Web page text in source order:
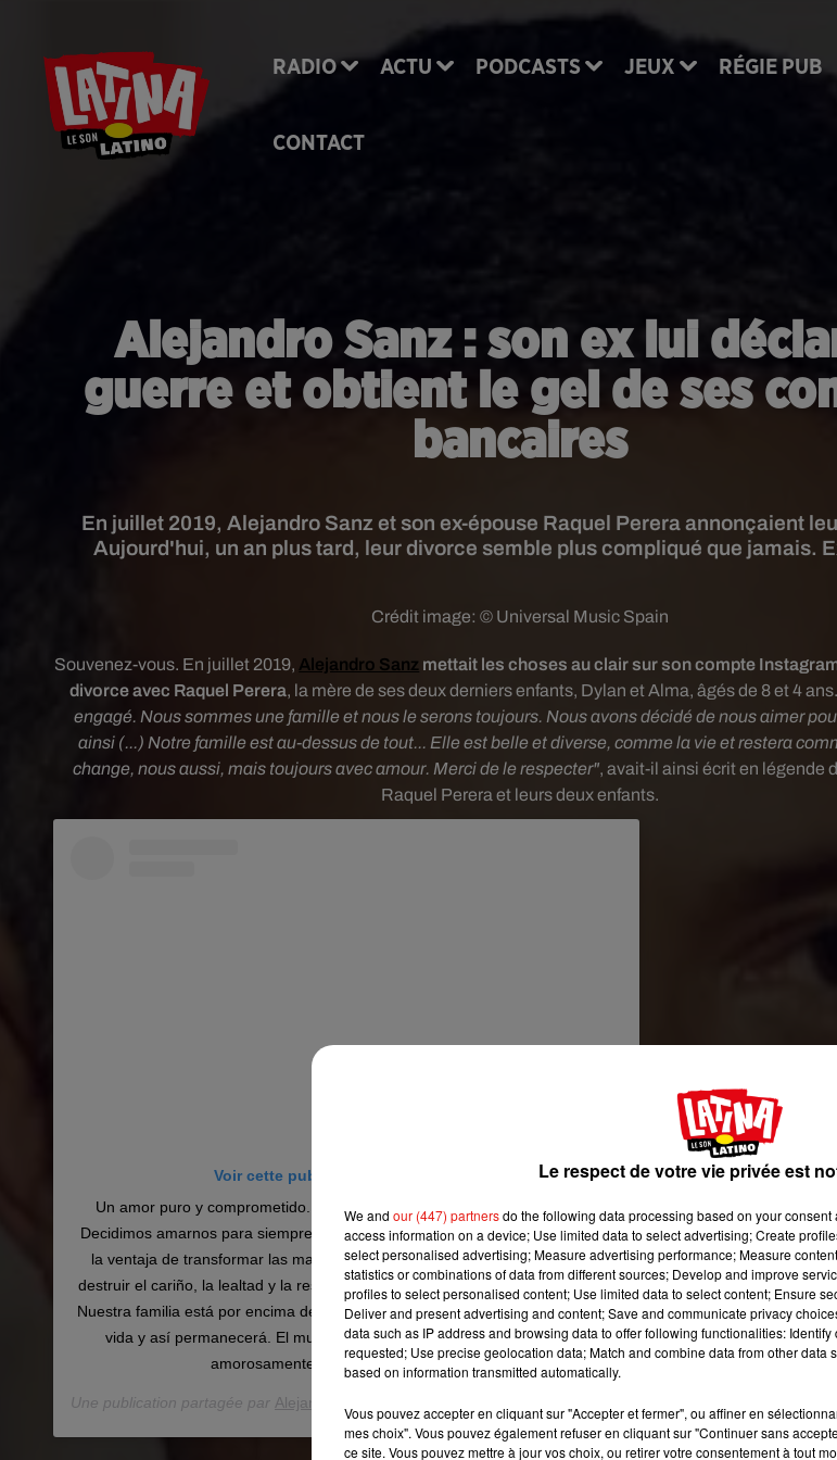
RADIO ACTU PODCASTS JEUX RÉGIE PUB
CONTACT
Alejandro Sanz : son ex lui
guerre et obtient le gel de ses
bancaires
En juillet 2019, Alejandro Sanz et son ex-épouse Raquel Perera annonçaient
Aujourd'hui, un an plus tard, leur divorce semble plus compliqué que jamais.
Crédit image: © Universal Music Spain
Souvenez-vous. En juillet 2019, Alejandro Sanz mettait les choses au clair sur son compte
divorce avec Raquel Perera, la mère de ses deux derniers enfants, Dylan et Alma, âgés de 8 et 4 ans.
engagé. Nous sommes une famille et nous le serons toujours. Nous avons décidé de nous aimer
ainsi (...) Notre famille est au-dessus de tout... Elle est belle et diverse, comme la vie et restera
change, nous aussi, mais toujours avec amour. Merci de le respecter", avait-il ainsi écrit en légende
Raquel Perera et leurs deux enfants.
Voir cette publication sur Instagram
Un amor puro y comprometido. Somos una familia y siempre lo seremos.
Decidimos amarnos para siempre y así será. Lo eterno tiene la complejidad y
la ventaja de transformar las maneras de amarse en otras direcciones, sin
destruir el cariño, la lealtad y la responsabilidad conjunta sobre nuestros hijos.
Nuestra familia está por encima de cualquier cosa...es diversa y bella, como la
vida y así permanecerá. El mundo cambia, nosotros también, siempre
amorosamente. Gracias por respetarlo.
Une publication partagée par Alejandro Sanz
Le respect de votre vie privée est
We and our (447) partnersdo the following data processing based on your
access information on a device; Use limited data to select advertising; Create
select personalised advertising; Measure advertising performance; Measure
statistics or combinations of data from different sources; Develop and improve
profiles to select personalised content; Use limited data to select content; Ensure
Deliver and present advertising and content; Save and communicate privacy
data such as IP address and browsing data to offer following functionalities:
requested; Use precise geolocation data; Match and combine data from other data
based on information transmitted automatically.
Vous pouvez accepter en cliquant sur "Accepter et fermer", ou affiner en
mes choix". Vous pouvez également refuser en cliquant sur "Continuer sans
ce site. Vous pouvez mettre à jour vos choix, ou retirer votre consentement à tout